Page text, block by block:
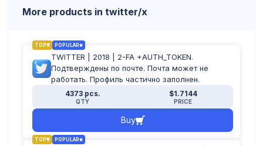
ы:2fa:auth_token или
логин:пароль:почта:пароль_почты:2fa:a
More products in twitter/x
TOP POPULAR
TWITTER | 2018 | 2-FA +AUTH_TOKEN.
Подтверждены по почте. Почта может не
работать. Профиль частично заполнен.
4373 pcs.
QTY
$1.7144
PRICE
Buy
TOP POPULAR